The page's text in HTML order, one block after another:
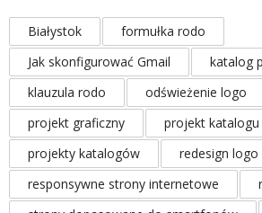
Białystok
formułka rodo
Jak skonfigurować Gmail
katalog
klauzula rodo
odświeżenie logo
projekt graficzny
projekt katalogu
projekty katalogów
redesign logo
responsywne strony internetowe